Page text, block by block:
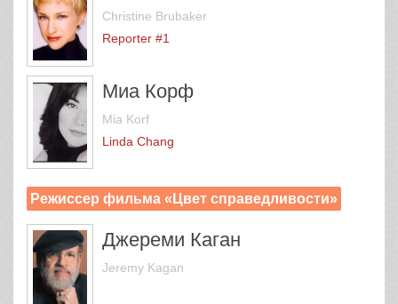
Christine Brubaker
Reporter #1
Миа Корф
Mia Korf
Linda Chang
Режиссер фильма «Цвет справедливости»
Джереми Каган
Jeremy Kagan